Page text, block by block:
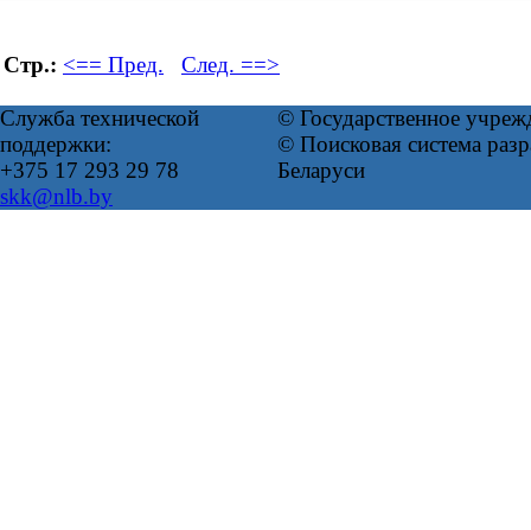
Стр.: <== Пред. След. ==>
Служба технической
поддержки:
+375 17 293 29 78
skk@nlb.by
© Государственное
© Поисковая система
Беларуси